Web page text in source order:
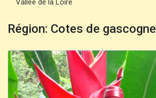
Vallée de la Loire
Région: Cotes de gascogne